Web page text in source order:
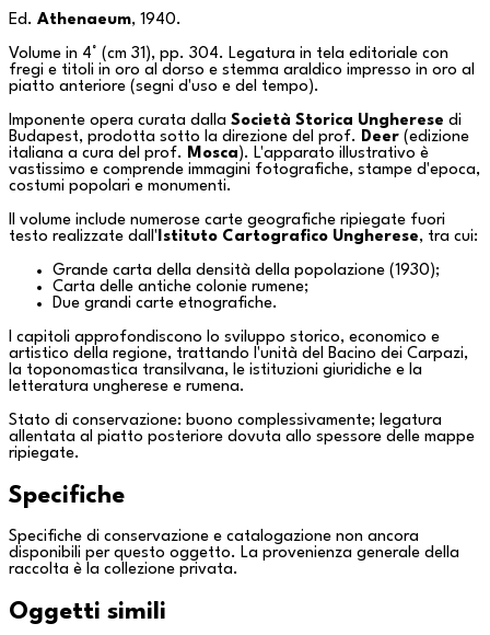
Ed. Athenaeum, 1940.
Volume in 4° (cm 31), pp. 304. Legatura in tela editoriale con
fregi e titoli in oro al dorso e stemma araldico impresso in oro al
piatto anteriore (segni d'uso e del tempo).
Imponente opera curata dalla Società Storica Ungherese di
Budapest, prodotta sotto la direzione del prof. Deer (edizione
italiana a cura del prof. Mosca). L'apparato illustrativo è
vastissimo e comprende immagini fotografiche, stampe d'epoca,
costumi popolari e monumenti.
Il volume include numerose carte geografiche ripiegate fuori
testo realizzate dall' Istituto Cartografico Ungherese, tra cui:
Grande carta della densità della popolazione (1930);
Carta delle antiche colonie rumene;
Due grandi carte etnografiche.
I capitoli approfondiscono lo sviluppo storico, economico e
artistico della regione, trattando l'unità del Bacino dei Carpazi,
la toponomastica transilvana, le istituzioni giuridiche e la
letteratura ungherese e rumena.
Stato di conservazione: buono complessivamente; legatura
allentata al piatto posteriore dovuta allo spessore delle mappe
ripiegate.
Specifiche
Specifiche di conservazione e catalogazione non ancora
disponibili per questo oggetto. La provenienza generale della
raccolta è la collezione privata.
Oggetti simili